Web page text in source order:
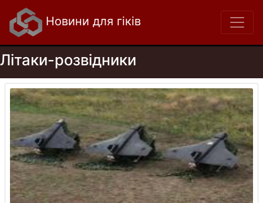
Новини для гіків
Літаки-розвідники